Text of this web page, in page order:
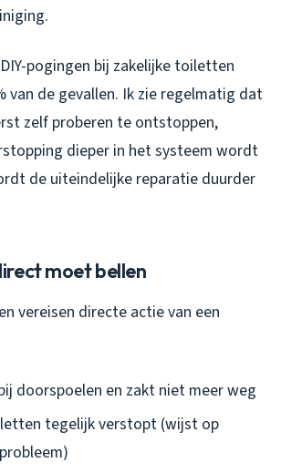
pogingen bij zakelijke toiletten
van de gevallen. Ik zie regelmatig dat
zelf proberen te ontstoppen,
dieper in het systeem wordt
de uiteindelijke reparatie duurder
moet bellen
vereisen directe actie van een
doorspoelen en zakt niet meer weg
tegelijk verstopt (wijst op